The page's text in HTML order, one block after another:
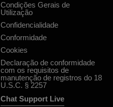
Condições Gerais de
Utilização
Confidencialidade
Conformidade
Cookies
Declaração de conformidade
com os requisitos de
manutenção de registros do 18
U.S.C. § 2257
Chat Support Live